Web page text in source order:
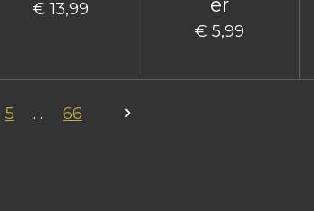
€ 13,99
€ 5,99
5 66